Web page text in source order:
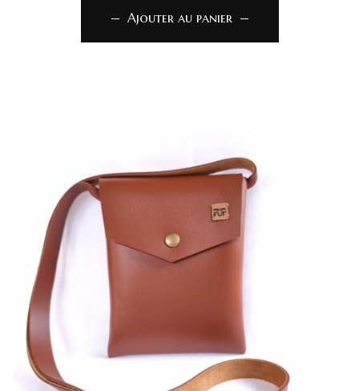
Ajouter au panier